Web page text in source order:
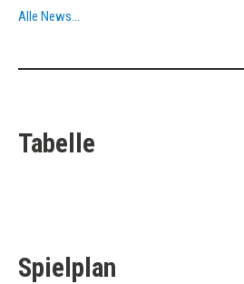
Alle News…
Tabelle
Spielplan